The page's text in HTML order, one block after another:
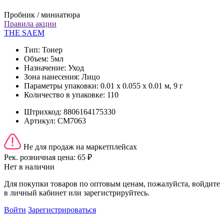
Пробник / миниатюра
Правила акции
THE SAEM
Тип: Тонер
Объем: 5мл
Назначение: Уход
Зона нанесения: Лицо
Параметры упаковки: 0.01 x 0.055 x 0.01 м, 9 г
Количество в упаковке: 110
Штрихкод: 8806164175330
Артикул: СМ7063
Не для продаж на маркетплейсах
Рек. розничная цена: 65 ₽
Нет в наличии
Для покупки товаров по оптовым ценам, пожалуйста, войдите
в личный кабинет или зарегистрируйтесь.
Войти Зарегистрироваться